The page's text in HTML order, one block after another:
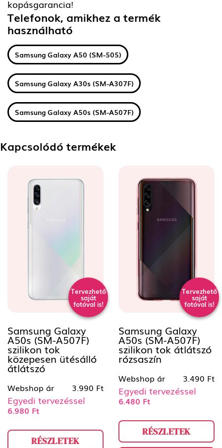
kopásgarancia!
Telefonok, amikhez a termék
használható
Samsung Galaxy A50 (SM-505)
Samsung Galaxy A30s (SM-A307F)
Samsung Galaxy A50s (SM-A507F)
Kapcsolódó termékek
Tervezhető
saját
fotóval is!
Samsung Galaxy
A50s (SM-A507F)
szilikon tok
közepesen ütésálló
átlátszó
Webshop ár 3.990 Ft
Egyedi tervezéssel
6.980 Ft
RÉSZLETEK
Tervezhető
saját
fotóval is!
Samsung Galaxy
A50s (SM-A507F)
szilikon tok átlátszó
rózsaszín
Webshop ár 3.490 Ft
Egyedi tervezéssel
6.480 Ft
RÉSZLETEK